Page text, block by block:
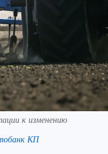
к изменению
КП